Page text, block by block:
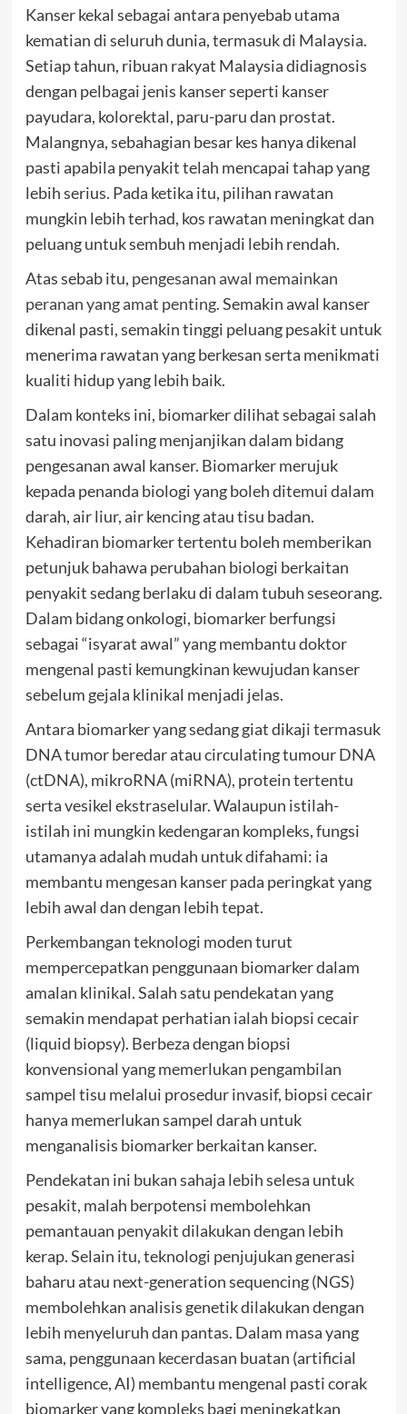
Kanser kekal sebagai antara penyebab utama
kematian di seluruh dunia, termasuk di Malaysia.
Setiap tahun, ribuan rakyat Malaysia didiagnosis
dengan pelbagai jenis kanser seperti kanser
payudara, kolorektal, paru-paru dan prostat.
Malangnya, sebahagian besar kes hanya dikenal
pasti apabila penyakit telah mencapai tahap yang
lebih serius. Pada ketika itu, pilihan rawatan
mungkin lebih terhad, kos rawatan meningkat dan
peluang untuk sembuh menjadi lebih rendah.
Atas sebab itu, pengesanan awal memainkan
peranan yang amat penting. Semakin awal kanser
dikenal pasti, semakin tinggi peluang pesakit untuk
menerima rawatan yang berkesan serta menikmati
kualiti hidup yang lebih baik.
Dalam konteks ini, biomarker dilihat sebagai salah
satu inovasi paling menjanjikan dalam bidang
pengesanan awal kanser. Biomarker merujuk
kepada penanda biologi yang boleh ditemui dalam
darah, air liur, air kencing atau tisu badan.
Kehadiran biomarker tertentu boleh memberikan
petunjuk bahawa perubahan biologi berkaitan
penyakit sedang berlaku di dalam tubuh seseorang.
Dalam bidang onkologi, biomarker berfungsi
sebagai “isyarat awal” yang membantu doktor
mengenal pasti kemungkinan kewujudan kanser
sebelum gejala klinikal menjadi jelas.
Antara biomarker yang sedang giat dikaji termasuk
DNA tumor beredar atau circulating tumour DNA
(ctDNA), mikroRNA (miRNA), protein tertentu
serta vesikel ekstraselular. Walaupun istilah-
istilah ini mungkin kedengaran kompleks, fungsi
utamanya adalah mudah untuk difahami: ia
membantu mengesan kanser pada peringkat yang
lebih awal dan dengan lebih tepat.
Perkembangan teknologi moden turut
mempercepatkan penggunaan biomarker dalam
amalan klinikal. Salah satu pendekatan yang
semakin mendapat perhatian ialah biopsi cecair
(liquid biopsy). Berbeza dengan biopsi
konvensional yang memerlukan pengambilan
sampel tisu melalui prosedur invasif, biopsi cecair
hanya memerlukan sampel darah untuk
menganalisis biomarker berkaitan kanser.
Pendekatan ini bukan sahaja lebih selesa untuk
pesakit, malah berpotensi membolehkan
pemantauan penyakit dilakukan dengan lebih
kerap. Selain itu, teknologi penjujukan generasi
baharu atau next-generation sequencing (NGS)
membolehkan analisis genetik dilakukan dengan
lebih menyeluruh dan pantas. Dalam masa yang
sama, penggunaan kecerdasan buatan (artificial
intelligence, AI) membantu mengenal pasti corak
biomarker yang kompleks bagi meningkatkan